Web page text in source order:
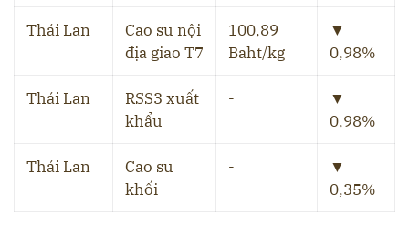
Thái Lan
Cao su nội
địa giao T7
100,89
Baht/kg
▼
0,98%
Thái Lan
RSS3 xuất
khẩu
-
▼
0,98%
Thái Lan
Cao su
khối
-
▼
0,35%